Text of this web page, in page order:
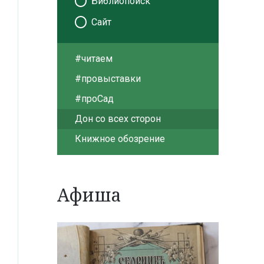
Сайт
#читаем
#провыставки
#проСад
Дон со всех сторон
Книжное обозрение
Афиша